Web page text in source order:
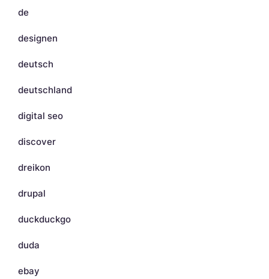
de
designen
deutsch
deutschland
digital seo
discover
dreikon
drupal
duckduckgo
duda
ebay